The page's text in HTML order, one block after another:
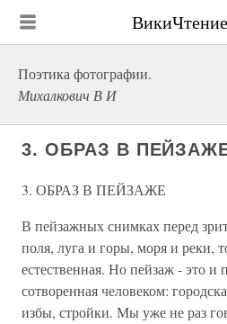
ВикиЧтение
Поэтика фотографии.
Михалкович В И
3. ОБРАЗ В
3. ОБРАЗ В ПЕЙЗАЖЕ
В пейзажных снимках перед
поля, луга и горы, моря и реки,
естественная. Но пейзаж - это и
сотворенная человеком:
избы, стройки. Мы уже не раз